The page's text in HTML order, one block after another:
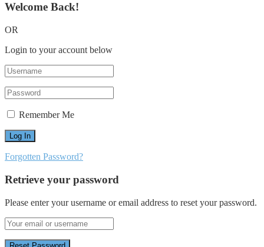
Welcome Back!
OR
Login to your account below
Remember Me
Forgotten Password?
Retrieve your password
Please enter your username or email address to reset your password.